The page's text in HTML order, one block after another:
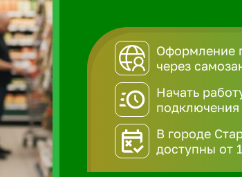
Оформление
через
Начать
подключения
В городе
доступны от